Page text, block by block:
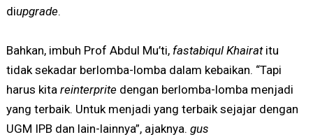
diupgrade.
Bahkan, imbuh Prof Abdul Mu’ti, fastabiqul Khairatitu
tidak sekadar berlomba-lomba dalam kebaikan. “Tapi
harus kita reinterprite dengan berlomba-lomba menjadi
yang terbaik. Untuk menjadi yang terbaik sejajar dengan
UGM IPB dan lain-lainnya”, ajaknya. gus